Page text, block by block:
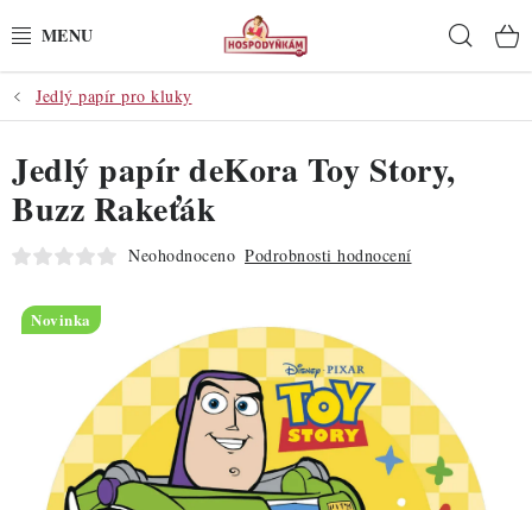
na
POTŘEBY
POMŮCKY
SUROVINY
DO KUCHYNĚ
POCHUTINY
Jedlý papír pro kluky
Jedlý papír deKora Toy Story,
Buzz Rakeťák
Neohodnoceno Podrobnosti hodnocení
Novinka